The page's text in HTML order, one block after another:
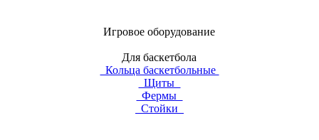
Игровое оборудование
Для баскетбола
Кольца баскетбольные
Щиты
Фермы
Стойки